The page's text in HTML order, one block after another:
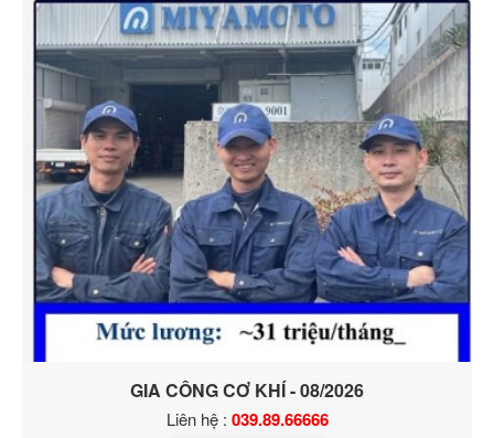
GIA CÔNG CƠ KHÍ - 08/2026
Liên hệ : 039.89.66666